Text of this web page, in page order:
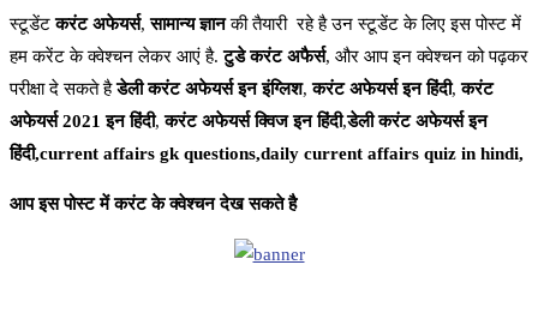
स्टूडेंटकरंट अफेयर्स,सामान्य ज्ञानकी तैयारी रहे है उन स्टूडेंट के लिए इस पोस्ट में
हम करेंट के क्वेश्चन लेकर आएं है.टुडे करंट अफैर्स, और आप इन क्वेश्चन को पढ़कर
परीक्षा दे सकते हैडेली करंट अफेयर्स इन इंग्लिश,करंट अफेयर्स इन हिंदी,करंट
अफेयर्स 2021 इन हिंदी,करंट अफेयर्स क्विज इन हिंदी,डेली करंट अफेयर्स इन
हिंदी,current affairs gk questions,daily current affairs quiz in hindi,
आप इस पोस्ट में करंट के क्वेश्चन देख सकते है